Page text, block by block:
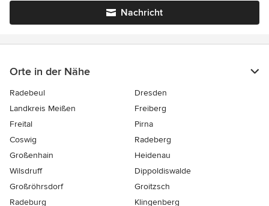
Nachricht
Orte in der Nähe
Radebeul
Dresden
Landkreis Meißen
Freiberg
Freital
Pirna
Coswig
Radeberg
Großenhain
Heidenau
Wilsdruff
Dippoldiswalde
Großröhrsdorf
Groitzsch
Radeburg
Klingenberg